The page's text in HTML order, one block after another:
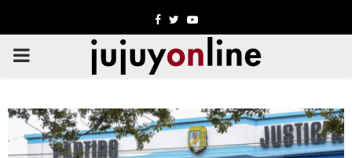
Facebook
TwitterYoutube
PRIMARY